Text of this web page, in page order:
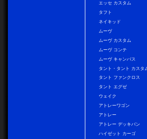
エッセ カスタム
タフト
ネイキッド
ムーヴ
ムーヴ カスタム
ムーヴ コンテ
ムーヴ キャンバス
タント・タント カスタ
タント ファンクロス
タント エグゼ
ウェイク
アトレーワゴン
アトレー
アトレー デッキバン
ハイゼット カーゴ